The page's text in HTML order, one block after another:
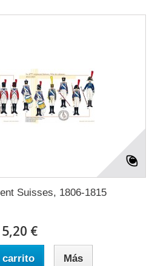
Suisses, 1806-1815
5,20 €
carrito Más